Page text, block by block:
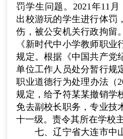
罚学生问题。 2021年11 月
出校游玩的学生进行体罚
伤，被公安机关行政拘留
《新时代中小学教师职
规定。根据《中国共产党
单位工作人员处分暂行规
职业道德行为处理办法（
规定，给予符某某撤销学
免去副校长职务，专业技
十一级。责令其所在学校
七、辽宁省大连市中